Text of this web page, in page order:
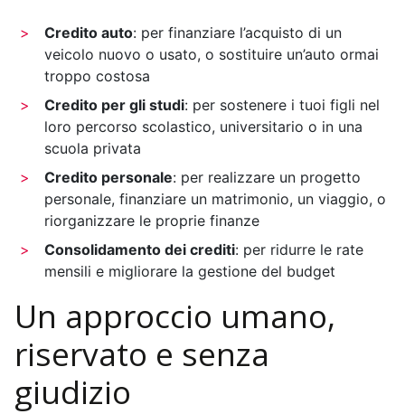
Credito auto: per finanziare l’acquisto di un
veicolo nuovo o usato, o sostituire un’auto ormai
troppo costosa
Credito per gli studi: per sostenere i tuoi figli nel
loro percorso scolastico, universitario o in una
scuola privata
Credito personale: per realizzare un progetto
personale, finanziare un matrimonio, un viaggio, o
riorganizzare le proprie finanze
Consolidamento dei crediti: per ridurre le rate
mensili e migliorare la gestione del budget
Un approccio umano,
riservato e senza
giudizio